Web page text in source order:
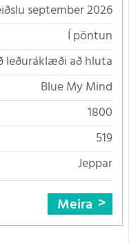
september 2026
Í pöntun
leðuráklæði að hluta
Blue My Mind
1800
519
Jeppar
Meira